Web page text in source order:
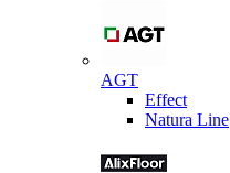
AGT
Effect
Natura Line